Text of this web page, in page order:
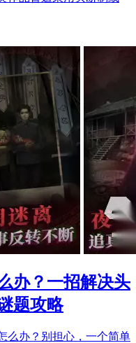
办？一招解决头
题攻略
么办？别担心，一个简单